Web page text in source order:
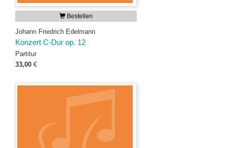
Bestellen
Johann Friedrich Edelmann
Konzert C-Dur op. 12
Partitur
33,00 €